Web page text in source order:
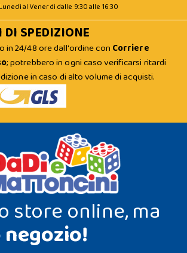
al Venerdì dalle 9:30 alle 16:30
DI SPEDIZIONE
in 24/48 ore dall'ordine con Corriere
; potrebbero in ogni caso verificarsi ritardi
in caso di alto volume di acquisti.
store online, ma